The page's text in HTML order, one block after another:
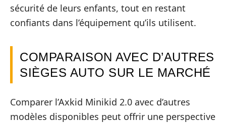
sécurité de leurs enfants, tout en restant
confiants dans l’équipement qu’ils utilisent.
COMPARAISON AVEC D’AUTRES
SIÈGES AUTO SUR LE MARCHÉ
Comparer l’Axkid Minikid 2.0 avec d’autres
modèles disponibles peut offrir une perspective